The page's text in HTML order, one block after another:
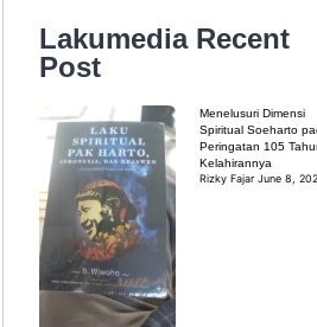
Lakumedia Recent
Post
Menelusuri Dimensi
Spiritual Soeharto
Peringatan 105
Kelahirannya
Rizky FajarJune 8,